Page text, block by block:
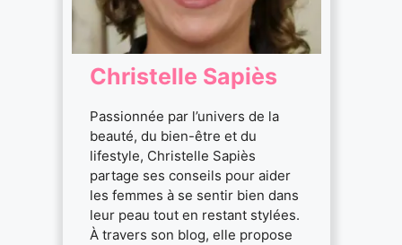
Christelle Sapiès
Passionnée par l’univers de la
beauté, du bien-être et du
lifestyle, Christelle Sapiès
partage ses conseils pour aider
les femmes à se sentir bien dans
leur peau tout en restant stylées.
À travers son blog, elle propose